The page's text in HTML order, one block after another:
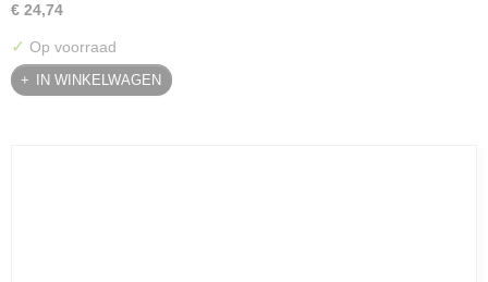
€ 24,74
✓ Op voorraad
IN WINKELWAGEN